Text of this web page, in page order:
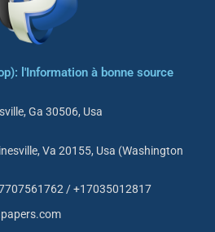
l'Information à bonne source
Ga 30506, Usa
Va 20155, Usa (Washington
/ +17035012817